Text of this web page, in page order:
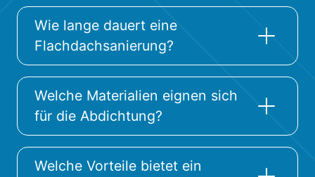
Wie lange dauert eine
Flachdachsanierung?
Welche Materialien eignen sich
für die Abdichtung?
Welche Vorteile bietet ein